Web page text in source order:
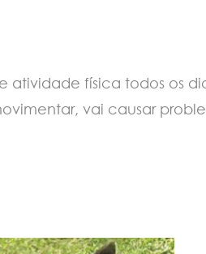
física todos os
vai causar